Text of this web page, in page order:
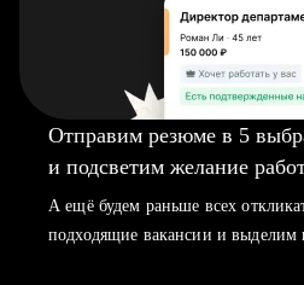
Отправим резюме в 5
и подсветим желание
А ещё будем раньше всех
подходящие вакансии и выделим